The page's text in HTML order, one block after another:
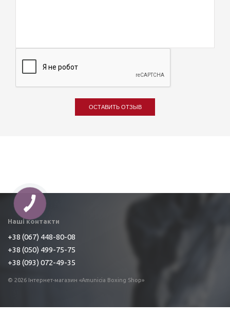
ОСТАВИТЬ ОТЗЫВ
Наші контакти
+38 (067) 448-80-08
+38 (050) 499-75-75
+38 (093) 072-49-35
© 2026 Інтернет-магазин «Amunicia Boxing Shop»